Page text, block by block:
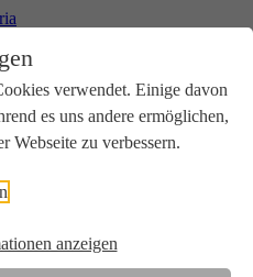
verwendet. Einige davon
es uns andere ermöglichen,
Webseite zu verbessern.
anzeigen
Holzbranche in enger
und Wirtschaft.